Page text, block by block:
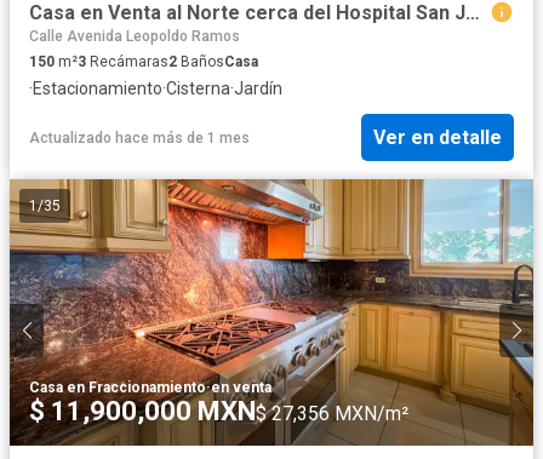
Casa en Venta al Norte cerca del Hospital San José en Hermosillo, Sonora
Calle Avenida Leopoldo Ramos
150 m²3 Recámaras2 BañosCasa
·Estacionamiento·Cisterna·Jardín
Actualizado hace más de 1 mes Ver en detalle
1/35
Casa en Fraccionamiento·en venta
$ 11,900,000 MXN$ 27,356 MXN/m²